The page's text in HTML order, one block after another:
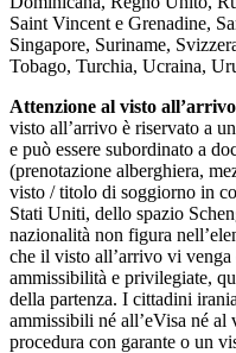
Saint Vincent e Grenadine,
Singapore, Suriname,
Tobago, Turchia, Ucraina,
Attenzione al visto
visto all’arrivo è riservato a un
e può essere subordinato a
(prenotazione alberghiera,
visto / titolo di soggiorno in
Stati Uniti, dello spazio
nazionalità non figura
che il visto all’arrivo vi
ammissibilità e privilegiate,
della partenza. I cittadini
ammissibili né all’eVisa né al
procedura con garante o un